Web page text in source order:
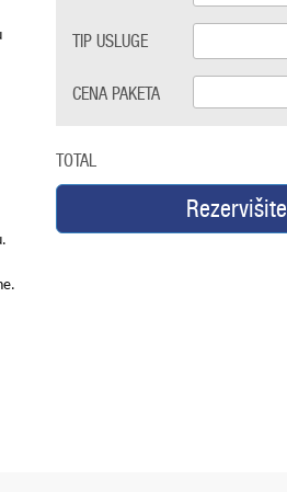
TIP USLUGE
CENA PAKETA
TOTAL
Rezervišite